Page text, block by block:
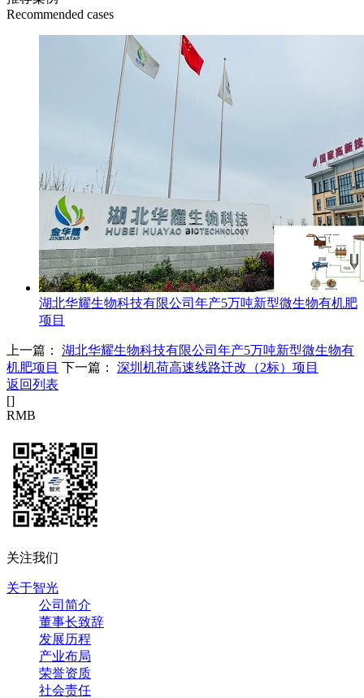
Recommended cases
湖北华耀生物科技有限公司年产5万吨新型微生物有机肥
项目
上一篇： 湖北华耀生物科技有限公司年产5万吨新型微生物有
机肥项目 下一篇： 深圳机荷高速线路迁改（2标）项目
返回列表
[]
RMB
关注我们
关于智光
公司简介
董事长致辞
发展历程
产业布局
荣誉资质
社会责任